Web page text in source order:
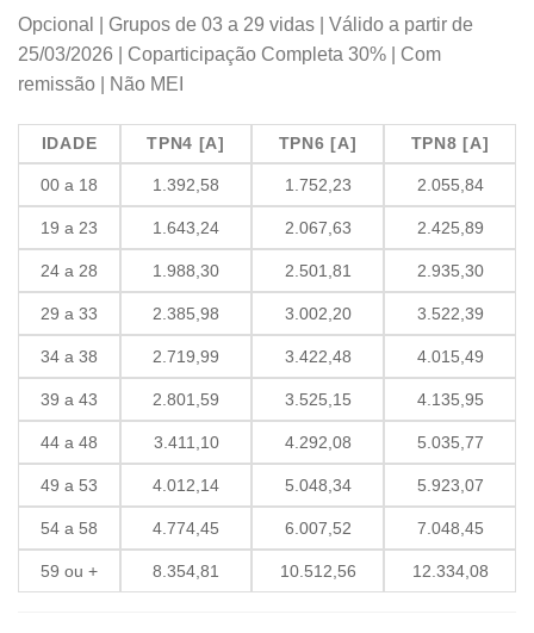
Opcional | Grupos de 03 a 29 vidas | Válido a partir de
25/03/2026 | Coparticipação Completa 30% | Com
remissão | Não MEI
IDADE TPN4 [A] TPN6 [A] TPN8 [A]
00 a 18 1.392,58 1.752,23 2.055,84
19 a 23 1.643,24 2.067,63 2.425,89
24 a 28 1.988,30 2.501,81 2.935,30
29 a 33 2.385,98 3.002,20 3.522,39
34 a 38 2.719,99 3.422,48 4.015,49
39 a 43 2.801,59 3.525,15 4.135,95
44 a 48 3.411,10 4.292,08 5.035,77
49 a 53 4.012,14 5.048,34 5.923,07
54 a 58 4.774,45 6.007,52 7.048,45
59 ou + 8.354,81 10.512,56 12.334,08